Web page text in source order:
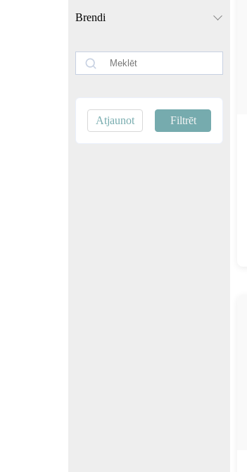
Brendi
Filtrēt
Atjaunot